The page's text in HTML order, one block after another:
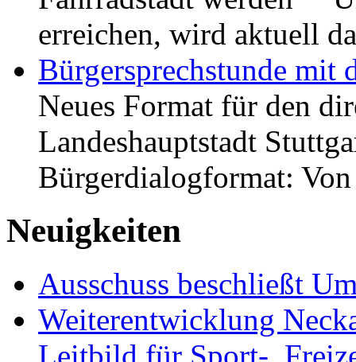
erreichen, wird aktuell
Bürgersprechstunde mit
Neues Format für den
Landeshauptstadt
Bürgerdialogformat:
Neuigkeiten
Ausschuss beschließt
Weiterentwicklung
Leitbild für Sport-,